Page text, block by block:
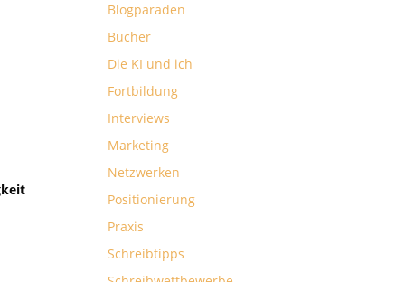
Blogparaden
Bücher
Die KI und ich
Fortbildung
Interviews
Marketing
Netzwerken
Positionierung
Praxis
Schreibtipps